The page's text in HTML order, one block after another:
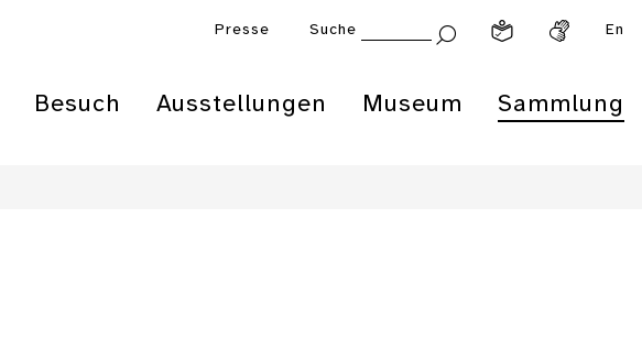
Presse Suche En
Besuch Ausstellungen Museum Sammlung